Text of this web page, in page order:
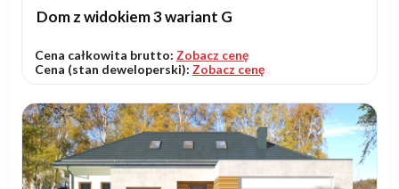
Dom z widokiem 3 wariant G
Cena całkowita brutto: Zobacz cenę
Cena (stan deweloperski): Zobacz cenę